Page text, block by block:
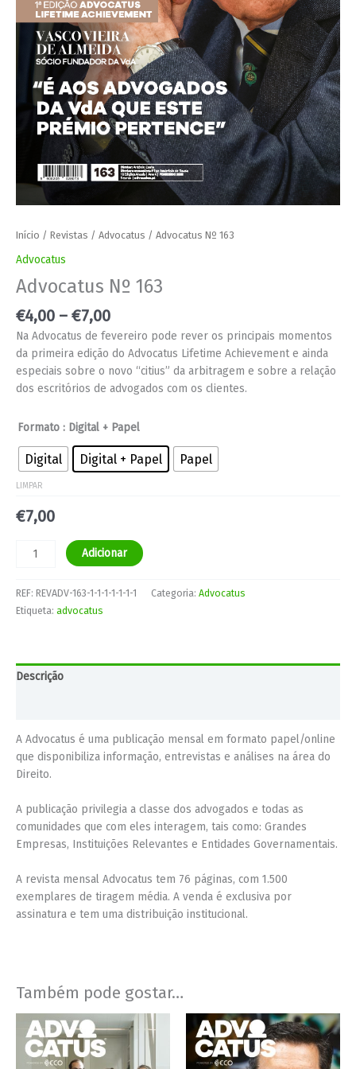
Início / Revistas / Advocatus / Advocatus Nº 163
Advocatus
Advocatus Nº 163
€4,00 – €7,00
Na Advocatus de fevereiro pode rever os principais momentos
da primeira edição do Advocatus Lifetime Achievement e ainda
especiais sobre o novo “citius” da arbitragem e sobre a relação
dos escritórios de advogados com os clientes.
Formato : Digital + Papel
Digital Digital + Papel Papel
LIMPAR
€7,00
Adicionar
REF: REVADV-163-1-1-1-1-1-1-1 Categoria: Advocatus
Etiqueta: advocatus
Descrição
A Advocatus é uma publicação mensal em formato papel/online
que disponibiliza informação, entrevistas e análises na área do
Direito.
A publicação privilegia a classe dos advogados e todas as
comunidades que com eles interagem, tais como: Grandes
Empresas, Instituições Relevantes e Entidades Governamentais.
A revista mensal Advocatus tem 76 páginas, com 1.500
exemplares de tiragem média. A venda é exclusiva por
assinatura e tem uma distribuição institucional.
Também pode gostar…
Price
range:
€4,00
through
This
product
has
Price
range:
€4,00
through
This
product
has